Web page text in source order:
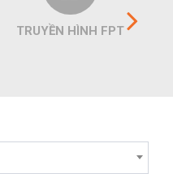
TRUYỀN HÌNH FPT